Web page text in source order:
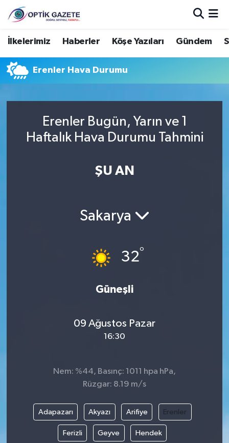
İlkelerimiz Haberler Köşe Yazıları Gündem
Erenler Hava Durumu
Erenler Bugün, Yarın ve 1
Haftalık Hava Durumu Tahmini
ŞU AN
Sakarya
32°
Güneşli
09 Ağustos Pazar
16:30
Nem: %44, Basınç: 1011 hpa hPa,
Rüzgar: 8.19 m/s
Adapazarı Akyazı Arifiye Erenler
Ferizli Geyve Hendek
Nöbetçi Eczaneler
Hava Durumu
Trafik Durumu
Süper Lig Puan Durumu ve Fikstür